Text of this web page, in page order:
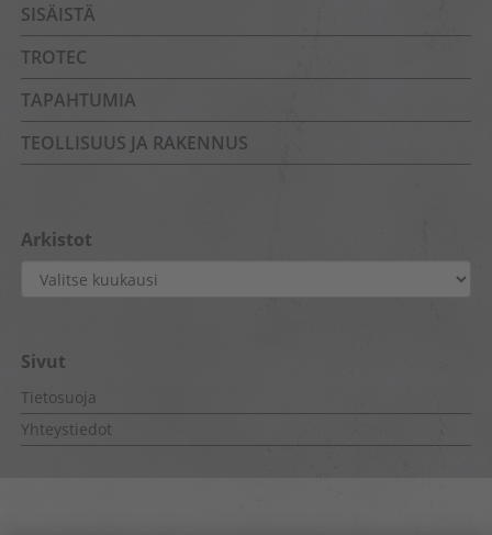
SISÄISTÄ
TROTEC
TAPAHTUMIA
TEOLLISUUS JA RAKENNUS
Arkistot
Arkistot
Sivut
Tietosuoja
Yhteystiedot